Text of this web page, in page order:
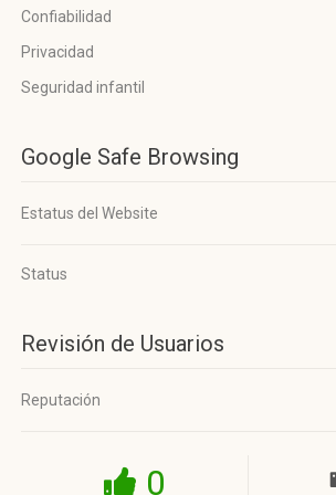
Confiabilidad
Privacidad
Seguridad infantil
Google Safe Browsing
Estatus del Website
Status
Revisión de Usuarios
Reputación
0